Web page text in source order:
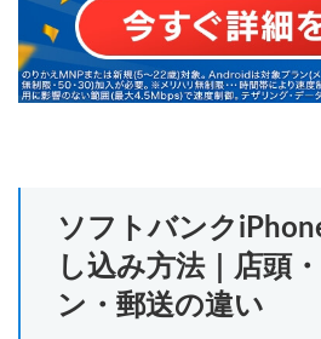
ソフトバンク
し込み方法｜店頭
ン・郵送の違い